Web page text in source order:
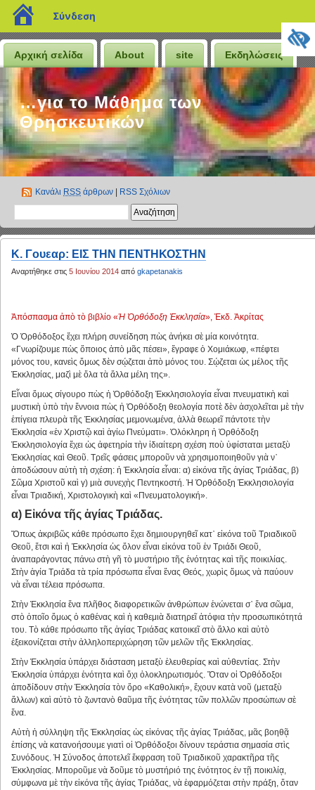
blogs.sch.gr
Σύνδεση
Αρχική σελίδα About site Εκδηλώσεις
…για το Μάθημα των
Θρησκευτικών
Κανάλι RSS άρθρων RSS Σχόλιων
K. Γουεαρ: ΕΙΣ ΤΗΝ ΠΕΝΤΗΚΟΣΤΗΝ
Αναρτήθηκε στις 5 Ιουνίου 2014 από gkapetanakis
Ἀπόσπασμα ἀπὸ τὸ βιβλίο «Ἡ Ὀρθόδοξη Ἐκκλησία», Ἐκδ. Ἀκρίτας
Ὁ Ὀρθόδοξος ἔχει πλήρη συνείδηση πὼς ἀνήκει σὲ μία κοινότητα.
«Γνωρίζουμε πὼς ὅποιος ἀπὸ μᾶς πέσει», ἔγραφε ὁ Χομιάκωφ, «πέφτει
μόνος του, κανεὶς ὅμως δὲν σῴζεται ἀπὸ μόνος του. Σῴζεται ὡς μέλος τῆς
Ἐκκλησίας, μαζὶ μὲ ὅλα τὰ ἄλλα μέλη της».
Εἶναι ὅμως σίγουρο πὼς ἡ Ὀρθόδοξη Ἐκκλησιολογία εἶναι πνευματικὴ καὶ
μυστικὴ ὑπὸ τὴν ἔννοια πὼς ἡ Ὀρθόδοξη θεολογία ποτὲ δὲν ἀσχολεῖται μὲ τὴν
ἐπίγεια πλευρὰ τῆς Ἐκκλησίας μεμονωμένα, ἀλλὰ θεωρεῖ πάντοτε τὴν
Ἐκκλησία «ἐν Χριστῷ καὶ ἁγίω Πνεύματι». Ὁλόκληρη ἡ Ὀρθόδοξη
Ἐκκλησιολογία ἔχει ὡς ἀφετηρία τὴν ἰδιαίτερη σχέση ποὺ ὑφίσταται μεταξὺ
Ἐκκλησίας καὶ Θεοῦ. Τρεῖς φάσεις μποροῦν νὰ χρησιμοποιηθοῦν γιὰ ν᾿
ἀποδώσουν αὐτὴ τὴ σχέση: ἡ Ἐκκλησία εἶναι: α) εἰκόνα τῆς ἁγίας Τριάδας, β)
Σῶμα Χριστοῦ καὶ γ) μιὰ συνεχὴς Πεντηκοστή. Ἡ Ὀρθόδοξη Ἐκκλησιολογία
εἶναι Τριαδική, Χριστολογικὴ καὶ «Πνευματολογική».
α) Εἰκόνα τῆς ἁγίας Τριάδας.
Ὅπως ἀκριβῶς κάθε πρόσωπο ἔχει δημιουργηθεῖ κατ᾿ εἰκόνα τοῦ Τριαδικοῦ
Θεοῦ, ἔτσι καὶ ἡ Ἐκκλησία ὡς ὅλον εἶναι εἰκόνα τοῦ ἐν Τριάδι Θεοῦ,
ἀναπαράγοντας πάνω στὴ γῆ τὸ μυστήριο τῆς ἑνότητας καὶ τῆς ποικιλίας.
Στὴν ἁγία Τριάδα τὰ τρία πρόσωπα εἶναι ἕνας Θεός, χωρὶς ὅμως νὰ παύουν
νὰ εἶναι τέλεια πρόσωπα.
Στὴν Ἐκκλησία ἕνα πλῆθος διαφορετικῶν ἀνθρώπων ἑνώνεται σ᾿ ἕνα σῶμα,
στὸ ὁποῖο ὅμως ὁ καθένας καὶ ἡ καθεμιὰ διατηρεῖ ἀτόφια τὴν προσωπικότητά
του. Τὸ κάθε πρόσωπο τῆς ἁγίας Τριάδας κατοικεῖ στὸ ἄλλο καὶ αὐτὸ
ἐξεικονίζεται στὴν ἀλληλοπεριχώρηση τῶν μελῶν τῆς Ἐκκλησίας.
Στὴν Ἐκκλησία ὑπάρχει διάσταση μεταξὺ ἐλευθερίας καὶ αὐθεντίας. Στὴν
Ἐκκλησία ὑπάρχει ἑνότητα καὶ ὄχι ὁλοκληρωτισμός. Ὅταν οἱ Ὀρθόδοξοι
ἀποδίδουν στὴν Ἐκκλησία τὸν ὅρο «Καθολική», ἔχουν κατὰ νοῦ (μεταξὺ
ἄλλων) καὶ αὐτὸ τὸ ζωντανὸ θαῦμα τῆς ἑνότητας τῶν πολλῶν προσώπων σὲ
ἕνα.
Αὐτὴ ἡ σύλληψη τῆς Ἐκκλησίας ὡς εἰκόνας τῆς ἁγίας Τριάδας, μᾶς βοηθᾷ
ἐπίσης νὰ κατανοήσουμε γιατὶ οἱ Ὀρθόδοξοι δίνουν τεράστια σημασία στὶς
Συνόδους. Ἡ Σύνοδος ἀποτελεῖ ἔκφραση τοῦ Τριαδικοῦ χαρακτῆρα τῆς
Ἐκκλησίας. Μποροῦμε νὰ δοῦμε τὸ μυστήριό της ἑνότητος ἐν τῇ ποικιλίᾳ,
σύμφωνα μὲ τὴν εἰκόνα τῆς ἁγίας Τριάδας, νὰ ἐφαρμόζεται στὴν πράξη, ὅταν